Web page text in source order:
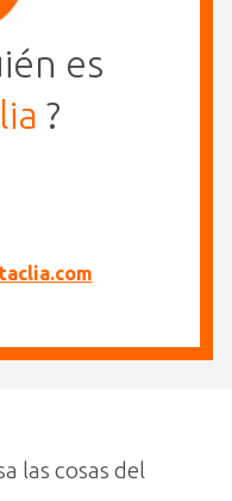
es
?
las cosas del